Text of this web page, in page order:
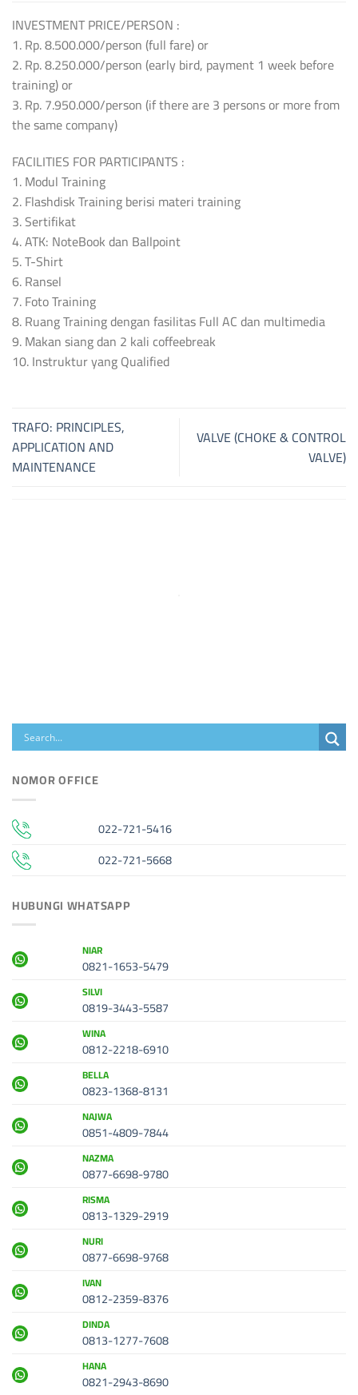
INVESTMENT PRICE/PERSON :
1. Rp. 8.500.000/person (full fare) or
2. Rp. 8.250.000/person (early bird, payment 1 week before
training) or
3. Rp. 7.950.000/person (if there are 3 persons or more from
the same company)
FACILITIES FOR PARTICIPANTS :
1. Modul Training
2. Flashdisk Training berisi materi training
3. Sertifikat
4. ATK: NoteBook dan Ballpoint
5. T-Shirt
6. Ransel
7. Foto Training
8. Ruang Training dengan fasilitas Full AC dan multimedia
9. Makan siang dan 2 kali coffeebreak
10. Instruktur yang Qualified
TRAFO: PRINCIPLES,
APPLICATION AND
MAINTENANCE
VALVE (CHOKE & CONTROL
VALVE)
NOMOR OFFICE
022-721-5416
022-721-5668
HUBUNGI WHATSAPP
NIAR
0821-1653-5479
SILVI
0819-3443-5587
WINA
0812-2218-6910
BELLA
0823-1368-8131
NAJWA
0851-4809-7844
NAZMA
0877-6698-9780
RISMA
0813-1329-2919
NURI
0877-6698-9768
IVAN
0812-2359-8376
DINDA
0813-1277-7608
HANA
0821-2943-8690